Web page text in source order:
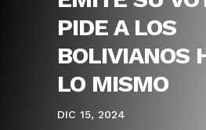
PIDE A LOS
BOLIVIANOS
LO MISMO
DIC 15, 2024